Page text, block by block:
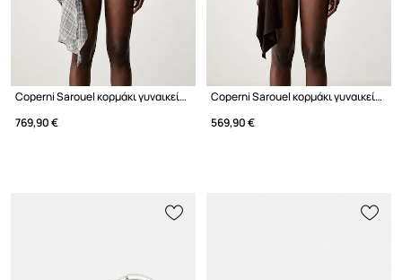
Coperni Sarouel κορμάκι γυναικείο με πρόσμιξη μεταξιού καρό
769,90 €
Coperni Sarouel κορμάκι γυναικείο απλό
569,90 €